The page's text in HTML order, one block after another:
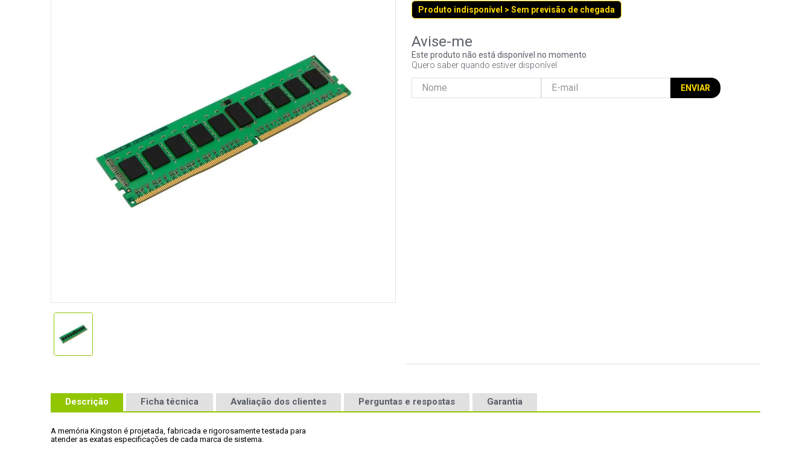
Produto indisponível > Sem previsão de chegada
Este produto não está disponível no momento
Quero saber quando estiver disponível
ENVIAR
Descrição Ficha técnica Avaliação dos clientes Perguntas e respostas Garantia
A memória Kingston é projetada, fabricada e rigorosamente testada para
atender as exatas especificações de cada marca de sistema.